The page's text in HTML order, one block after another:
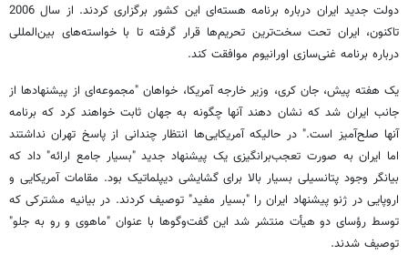
دولت جدید ایران درباره برنامه هسته‌ای این کشور برگزاری کردند. از سال 2006
تاکنون، ایران تحت سخت‌ترین تحریم‌ها قرار گرفته تا با خواسته‌های بین‌المللی
درباره برنامه غنی‌سازی اورانیوم موافقت کند.
یک هفته پیش، جان کری، وزیر خارجه آمریکا، خواهان "مجموعه‌ای از پیشنهادها از
جانب ایران شد که نشان دهند آنها چگونه به جهان ثابت خواهند کرد که برنامه
آنها صلح‌آمیز است." در حالیکه آمریکایی‌ها انتظار چندانی از پاسخ تهران نداشتند
اما ایران به صورت تعجب‌برانگیزی یک پیشنهاد جدید "بسیار جامع ارائه" داد که
بیانگر وجود پتانسیلی بسیار بالا برای گشایشی دیپلماتیک بود. مقامات آمریکایی و
اروپایی در ژنو پیشنهاد ایران را "بسیار مفید" توصیف کردند. در بیانیه مشترکی که
توسط رؤسای دو هیأت منتشر شد این گفت‌و‌گوها با عنوان "ماهوی و رو به جلو"
توصیف شدند.